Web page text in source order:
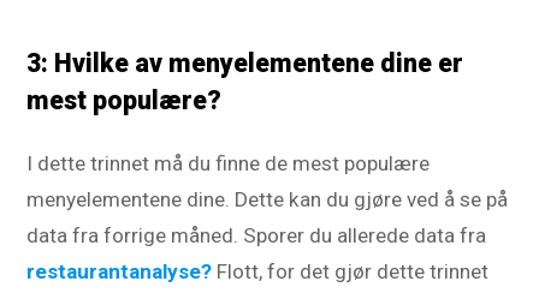
3: Hvilke av menyelementene dine er
mest populære?
I dette trinnet må du finne de mest populære
menyelementene dine. Dette kan du gjøre ved å se på
data fra forrige måned. Sporer du allerede data fra
restaurantanalyse? Flott, for det gjør dette trinnet